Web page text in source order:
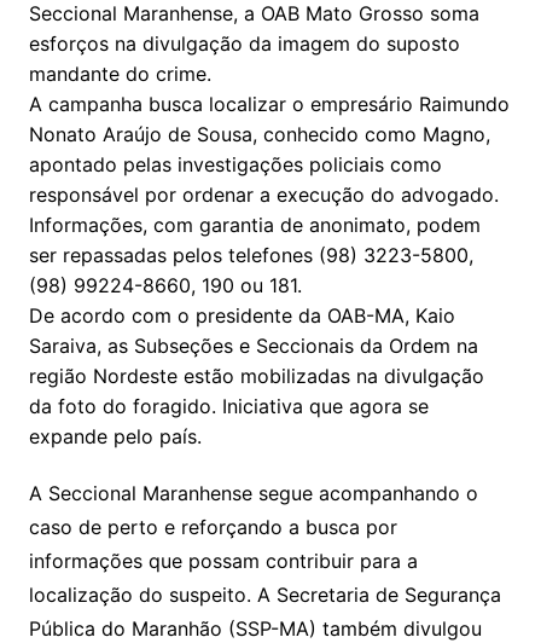
Seccional Maranhense, a OAB Mato Grosso soma
esforços na divulgação da imagem do suposto
mandante do crime.
A campanha busca localizar o empresário Raimundo
Nonato Araújo de Sousa, conhecido como Magno,
apontado pelas investigações policiais como
responsável por ordenar a execução do advogado.
Informações, com garantia de anonimato, podem
ser repassadas pelos telefones (98) 3223-5800,
(98) 99224-8660, 190 ou 181.
De acordo com o presidente da OAB-MA, Kaio
Saraiva, as Subseções e Seccionais da Ordem na
região Nordeste estão mobilizadas na divulgação
da foto do foragido. Iniciativa que agora se
expande pelo país.
A Seccional Maranhense segue acompanhando o
caso de perto e reforçando a busca por
informações que possam contribuir para a
localização do suspeito. A Secretaria de Segurança
Pública do Maranhão (SSP-MA) também divulgou